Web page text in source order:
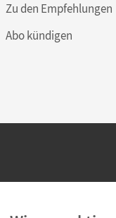
Zu den Empfehlungen
Abo kündigen